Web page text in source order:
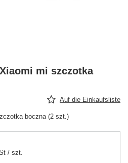
mi szczotka
Auf die Einkaufsliste
boczna (2 szt.)
/ szt.